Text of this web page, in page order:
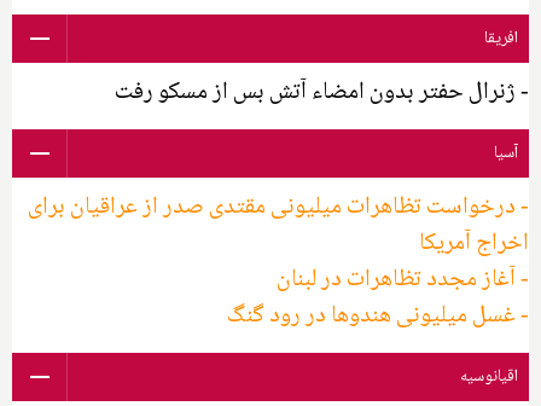
افریقا
- ژنرال حفتر بدون امضاء آتش بس از مسکو رفت
آسیا
- درخواست تظاهرات میلیونی مقتدی صدر از عراقیان برای
اخراج آمریکا
- آغاز مجدد تظاهرات در لبنان
- غسل میلیونی هندوها در رود گنگ
اقیانوسیه